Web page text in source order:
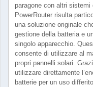
paragone con altri sistemi
PowerRouter risulta
una soluzione originale
gestione della batteria e
singolo apparecchio.
consente di utilizzare al
propri pannelli solari.
utilizzare direttamente
batterie per un uso